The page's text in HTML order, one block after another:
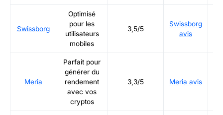
Swissborg
Optimisé
pour les
utilisateurs
mobiles
3,5/5
Swissborg
avis
Meria
Parfait pour
générer du
rendement
avec vos
cryptos
3,3/5 Meria avis